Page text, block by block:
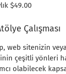
$49.00
Çalışması
web sitenizin
çeşitli yönleri
olabilecek